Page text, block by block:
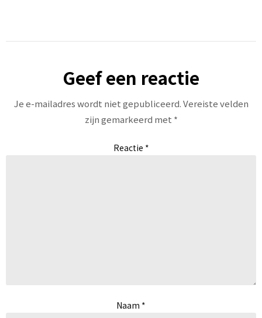
Geef een reactie
Je e-mailadres wordt niet gepubliceerd.Vereiste velden
zijn gemarkeerd met *
Reactie *
Naam *